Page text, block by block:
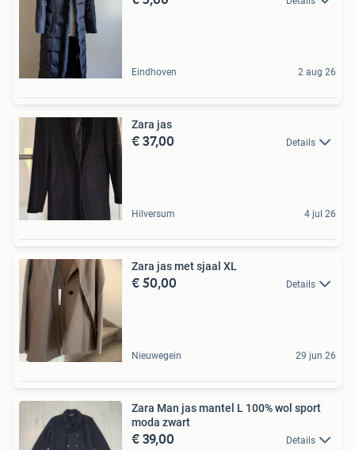
Eindhoven 2 aug 26
Zara jas
€ 37,00 Details
Hilversum 4 jul 26
Zara jas met sjaal XL
€ 50,00 Details
Nieuwegein 29 jun 26
Zara Man jas mantel L 100% wol sport
moda zwart
€ 39,00 Details